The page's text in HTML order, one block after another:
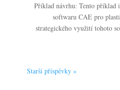
Příklad návrhu: Tento příklad
softwaru CAE pro
strategického využití tohoto
« Starší příspěvky